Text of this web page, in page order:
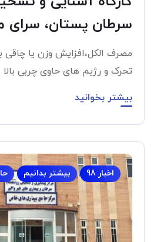
سرطان پستان، سرای
مصرف الکل،افزایش وزن یا چاقی
تحرک و رژیم های حاوی چربی بالا
بیشتر بخوانید
اخبار 98 بیشتر بدانیم